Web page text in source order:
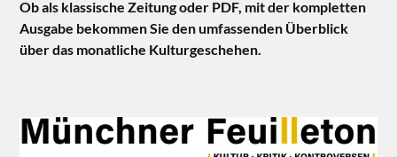
Ob als klassische Zeitung oder PDF, mit der kompletten
Ausgabe bekommen Sie den umfassenden Überblick
über das monatliche Kulturgeschehen.